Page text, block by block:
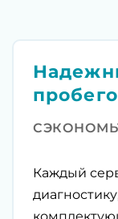
Каждый